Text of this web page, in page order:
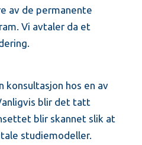
av de permanente
Vi avtaler da et
konsultasjon hos en av
blir det tatt
blir skannet slik at
studiemodeller.